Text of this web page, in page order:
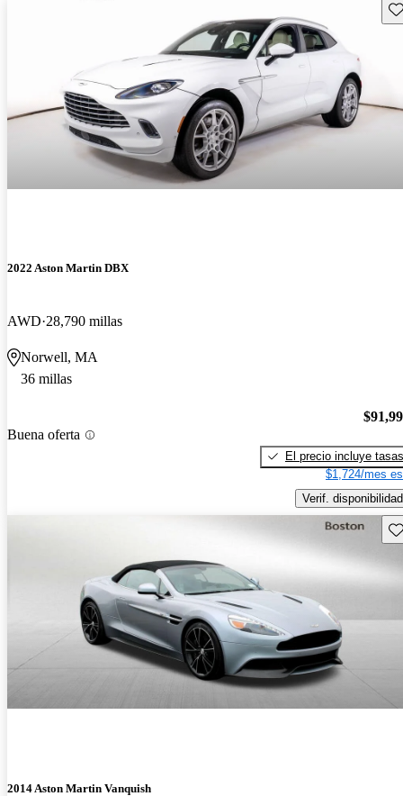
2022 Aston Martin DBX
AWD 28,790 millas
Norwell, MA
36 millas
Buena oferta
El precio incluye tasas
$1,724/mes
Verif. disponibilidad
2014 Aston Martin Vanquish